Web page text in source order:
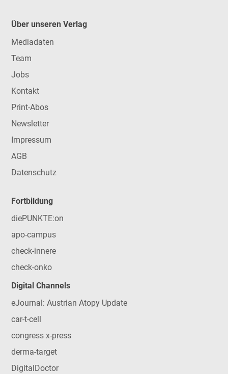
Über unseren Verlag
Mediadaten
Team
Jobs
Kontakt
Print-Abos
Newsletter
Impressum
AGB
Datenschutz
Fortbildung
diePUNKTE:on
apo-campus
check-innere
check-onko
Digital Channels
eJournal: Austrian Atopy Update
car-t-cell
congress x-press
derma-target
DigitalDoctor